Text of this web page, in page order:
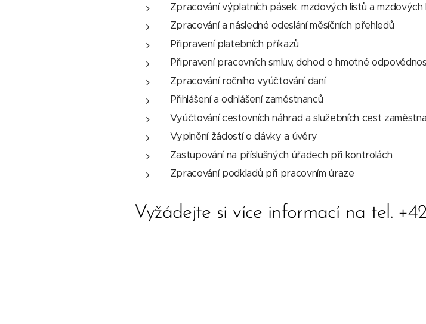
Zpracování výplatních pásek, mzdových listů a mzdových
Zpracování a následné odeslání měsíčních přehledů
Připravení platebních příkazů
Připravení pracovních smluv, dohod o hmotné
Zpracování ročního vyúčtování daní
Přihlášení a odhlášení zaměstnanců
Vyúčtování cestovních náhrad a služebních cest
Vyplnění žádostí o dávky a úvěry
Zastupování na příslušných úřadech při kontrolách
Zpracování podkladů při pracovním úraze
Vyžádejte si více informací na tel.